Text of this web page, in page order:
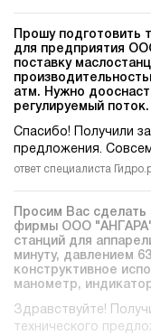
Прошу подготовить
для предприятия
поставку
атм. Нужно
регулируемый поток.
Спасибо! Получили
предложения.
ответ специалиста
Просим Вас
фирмы ООО "АНГАРА"
станций для
минуту, давлением
конструктивное
манометр,
Здравствуйте!
технического